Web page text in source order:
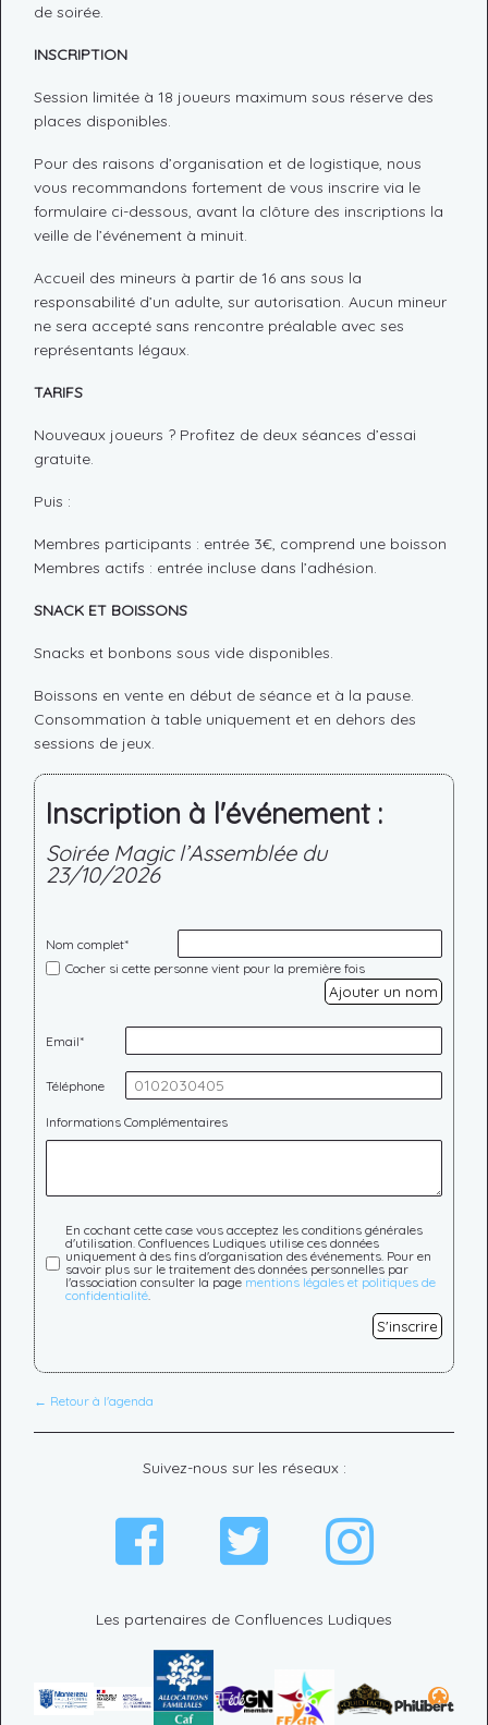
de soirée.
INSCRIPTION
Session limitée à 18 joueurs maximum sous réserve des
places disponibles.
Pour des raisons d’organisation et de logistique, nous
vous recommandons fortement de vous inscrire via le
formulaire ci-dessous, avant la clôture des inscriptions la
veille de l’événement à minuit.
Accueil des mineurs à partir de 16 ans sous la
responsabilité d’un adulte, sur autorisation. Aucun mineur
ne sera accepté sans rencontre préalable avec ses
représentants légaux.
TARIFS
Nouveaux joueurs ? Profitez de deux séances d’essai
gratuite.
Puis :
Membres participants : entrée 3€, comprend une boisson
Membres actifs : entrée incluse dans l’adhésion.
SNACK ET BOISSONS
Snacks et bonbons sous vide disponibles.
Boissons en vente en début de séance et à la pause.
Consommation à table uniquement et en dehors des
sessions de jeux.
Inscription à l'événement :
Soirée Magic l’Assemblée du
23/10/2026
Nom complet*
Cocher si cette personne vient pour la première fois
Ajouter un nom
Email*
Téléphone
Informations Complémentaires
En cochant cette case vous acceptez les conditions générales
d'utilisation. Confluences Ludiques utilise ces données
uniquement à des fins d'organisation des événements. Pour en
savoir plus sur le traitement des données personnelles par
l'association consulter la page mentions légales et politiques de
confidentialité.
S'inscrire
← Retour à l'agenda
Les partenaires de Confluences Ludiques
Suivez-nous sur les réseaux :